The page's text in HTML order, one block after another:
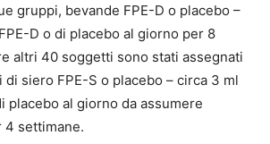
gruppi, bevande FPE-D o placebo –
D o di placebo al giorno per 8
altri 40 soggetti sono stati assegnati
siero FPE-S o placebo – circa 3 ml
placebo al giorno da assumere
4 settimane.